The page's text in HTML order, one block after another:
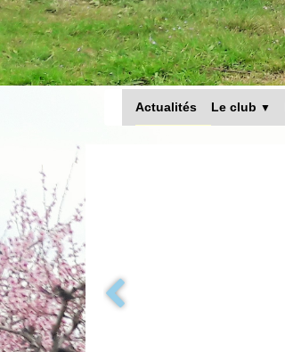
Actualités Le club ▼